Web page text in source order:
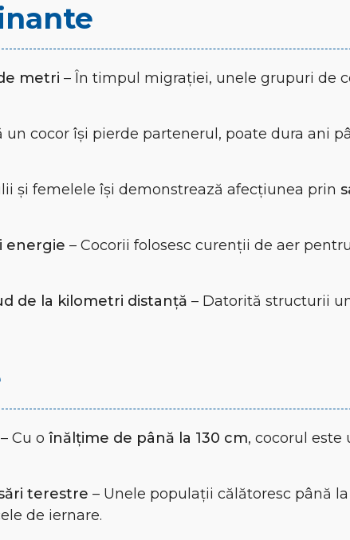
metri – În timpul migrației, unele grupuri de
un cocor își pierde partenerul, poate dura ani
și femelele își demonstrează afecțiunea prin
energie – Cocorii folosesc curenții de aer
de la kilometri distanță – Datorită structurii
– Cu o înălțime de până la 130 cm, cocorul este
terestre – Unele populații călătoresc până la
de iernare.